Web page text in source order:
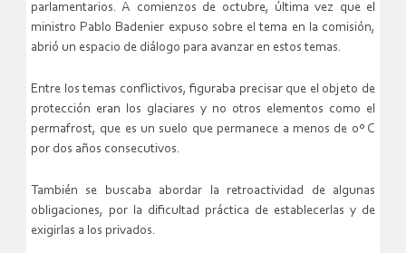
parlamentarios. A comienzos de octubre, última vez que el
ministro Pablo Badenier expuso sobre el tema en la comisión,
abrió un espacio de diálogo para avanzar en estos temas.
Entre los temas conflictivos, figuraba precisar que el objeto de
protección eran los glaciares y no otros elementos como el
permafrost, que es un suelo que permanece a menos de 0º C
por dos años consecutivos.
También se buscaba abordar la retroactividad de algunas
obligaciones, por la dificultad práctica de establecerlas y de
exigirlas a los privados.